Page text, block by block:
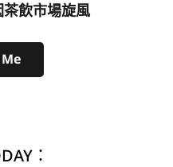
飲市場旋風
：